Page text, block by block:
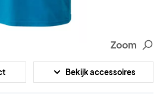
Zoom
Bekijk accessoires